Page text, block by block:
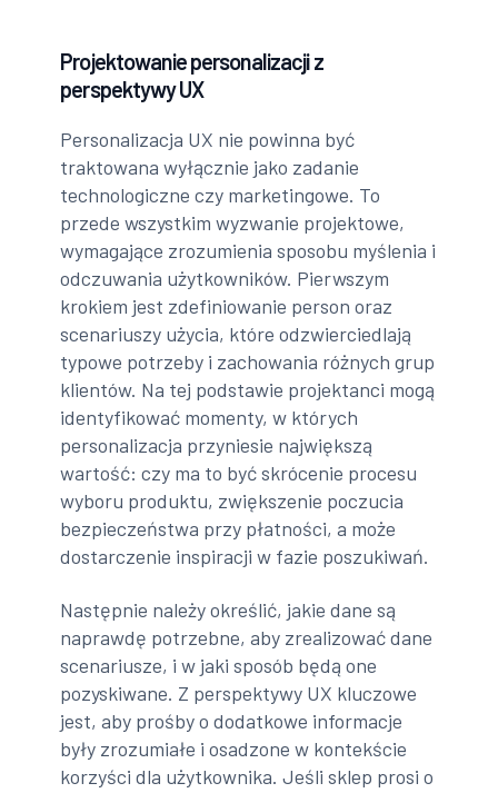
Projektowanie personalizacji z
perspektywy UX
Personalizacja UX nie powinna być
traktowana wyłącznie jako zadanie
technologiczne czy marketingowe. To
przede wszystkim wyzwanie projektowe,
wymagające zrozumienia sposobu myślenia i
odczuwania użytkowników. Pierwszym
krokiem jest zdefiniowanie person oraz
scenariuszy użycia, które odzwierciedlają
typowe potrzeby i zachowania różnych grup
klientów. Na tej podstawie projektanci mogą
identyfikować momenty, w których
personalizacja przyniesie największą
wartość: czy ma to być skrócenie procesu
wyboru produktu, zwiększenie poczucia
bezpieczeństwa przy płatności, a może
dostarczenie inspiracji w fazie poszukiwań.
Następnie należy określić, jakie dane są
naprawdę potrzebne, aby zrealizować dane
scenariusze, i w jaki sposób będą one
pozyskiwane. Z perspektywy UX kluczowe
jest, aby prośby o dodatkowe informacje
były zrozumiałe i osadzone w kontekście
korzyści dla użytkownika. Jeśli sklep prosi o